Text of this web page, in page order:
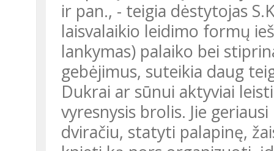
ir pan., - teigia dėstytojas
laisvalaikio leidimo formų
lankymas) palaiko bei
gebėjimus, suteikia daug
Dukrai ar sūnui aktyviai
vyresnysis brolis. Jie
dviračiu, statyti palapinę,